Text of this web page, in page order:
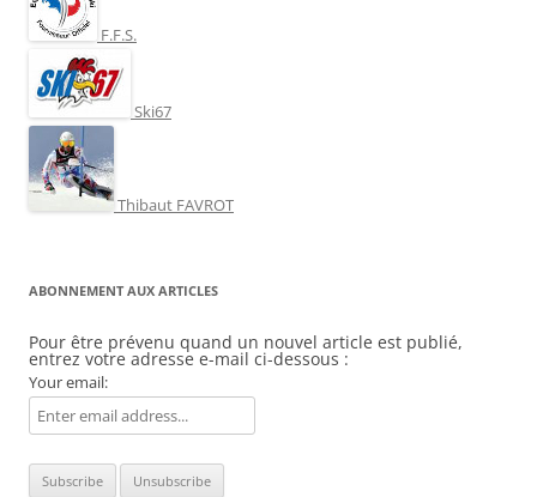
F.F.S.
Ski67
Thibaut FAVROT
ABONNEMENT AUX ARTICLES
Pour être prévenu quand un nouvel article est publié,
entrez votre adresse e-mail ci-dessous :
Your email: